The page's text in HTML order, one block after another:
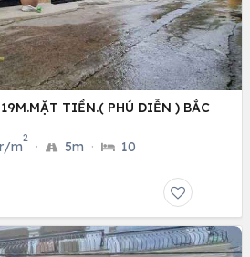
TIỀN.( PHÚ DIỄN ) BẮC
m
2
· 5m · 10